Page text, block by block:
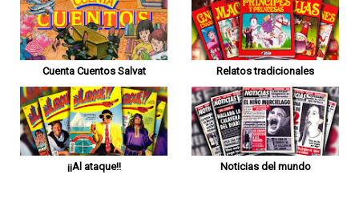
Cuenta Cuentos Salvat Relatos tradicionales
¡¡Al ataque!! Noticias del mundo